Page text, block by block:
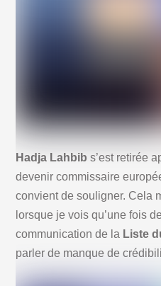
Hadja Lahbib s’est retirée
devenir commissaire
convient de souligner. Cela
lorsque je vois qu’une fois
communication de la Liste
parler de manque de